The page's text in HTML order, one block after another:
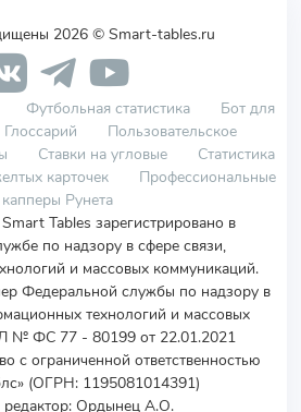
2026 © Smart-tables.ru
Футбольная статистика
Бот для
Глоссарий
Пользовательское
Ставки на угловые
Статистика
карточек
Профессиональные
капперы Рунета
Tables зарегистрировано в
по надзору в сфере связи,
и массовых коммуникаций.
Федеральной службы по надзору в
технологий и массовых
№ ФС 77 - 80199 от 22.01.2021
с ограниченной ответственностью
(ОГРН: 1195081014391)
редактор: Ордынец А.О.